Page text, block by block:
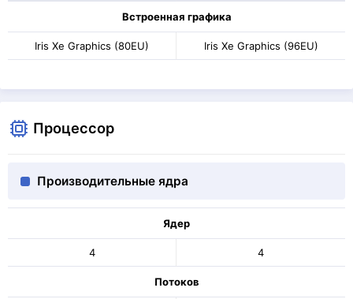
Встроенная графика
Iris Xe Graphics (80EU) Iris Xe Graphics (96EU)
Процессор
Производительные ядра
Ядер
4 4
Потоков